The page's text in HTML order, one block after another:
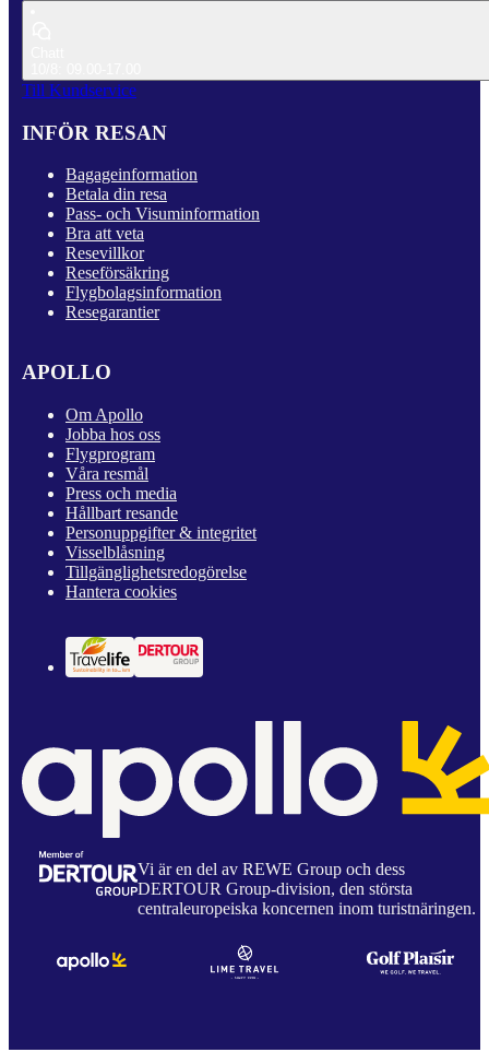
Till Kundservice
INFÖR RESAN
Bagageinformation
Betala din resa
Pass- och Visuminformation
Bra att veta
Resevillkor
Reseförsäkring
Flygbolagsinformation
Resegarantier
APOLLO
Om Apollo
Jobba hos oss
Flygprogram
Våra resmål
Press och media
Hållbart resande
Personuppgifter & integritet
Visselblåsning
Tillgänglighetsredogörelse
Hantera cookies
Vi är en del av REWE Group och dess
DERTOUR Group-division, den största
centraleuropeiska koncernen inom turistnäringen.